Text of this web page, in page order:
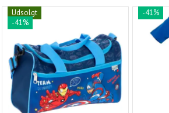
Udsolgt
-41%
-41%